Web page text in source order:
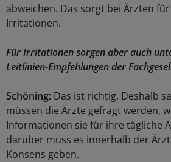
abweichen. Das sorgt bei Ärzten
Irritationen.
Für Irritationen sorgen aber auch
Leitlinien-Empfehlungen der
Schöning: Das ist richtig. Deshalb
müssen die Ärzte gefragt werden,
Informationen sie für ihre tägliche
darüber muss es innerhalb der
Konsens geben.